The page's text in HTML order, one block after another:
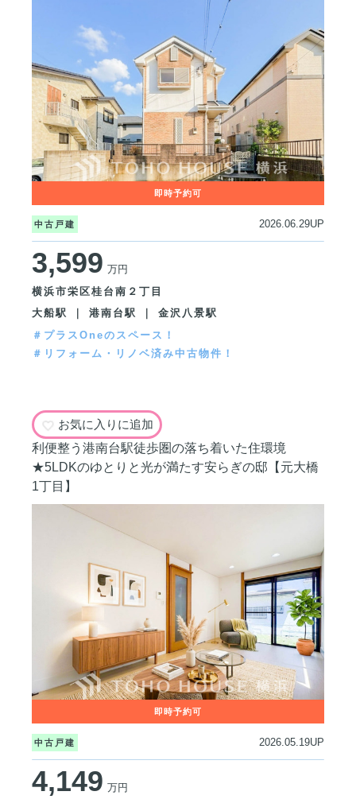
中古戸建 2026.06.29UP
3,599 万円
横浜市栄区桂台南２丁目
大船駅 ｜ 港南台駅 ｜ 金沢八景駅
＃プラスOneのスペース！
＃リフォーム・リノベ済み中古物件！
お気に入りに追加
利便整う港南台駅徒歩圏の落ち着いた住環境
★5LDKのゆとりと光が満たす安らぎの邸【元大橋
1丁目】
中古戸建 2026.05.19UP
4,149 万円